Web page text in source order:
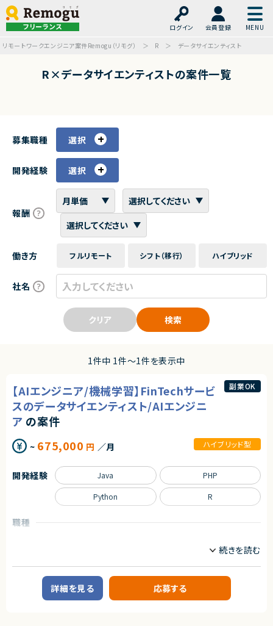
フリーランス ログイン
会員登録
リモートワークエンジニア案件Remogu（リモグ）
R データサイエンティスト
R×データサイエンティストの案件一覧
募集職種 選択
開発経験 選択
報酬
働き方 フルリモート シフト（移行） ハイブリッド
社名
クリア 検索
1件中 1件〜1件を表示中
【AIエンジニア/機械学習】FinTechサービ
スのデータサイエンティスト/AIエンジニ
ア の案件
~ 675,000 円 ／月 ハイブリッド型
副業OK
職種
FinTechサービスにおけるデータサイエンス／AIエンジニアポジションです。
先端のAI技術・データサイエンス技術を活用し、為替リスクという金融領域
の社会課題を解決するプロダクト開発に携わります。
開発経験 Java PHP
Python R
詳細を見る 応募する